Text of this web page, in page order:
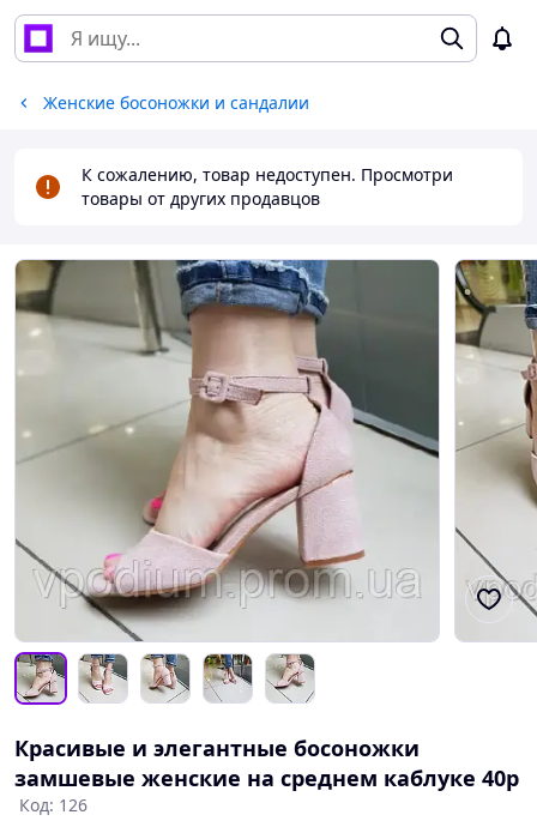
Женские босоножки и сандалии
К сожалению, товар недоступен. Просмотри
товары от других продавцов
Красивые и элегантные босоножки
замшевые женские на среднем каблуке 40р
Код: 126